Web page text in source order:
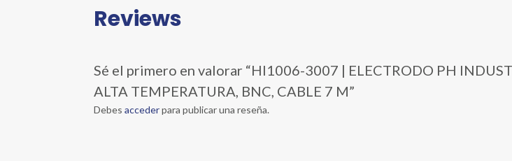
Reviews
Sé el primero en valorar “HI1006-3007 | ELECTRODO PH
ALTA TEMPERATURA, BNC, CABLE 7 M”
Debesaccederpara publicar una reseña.